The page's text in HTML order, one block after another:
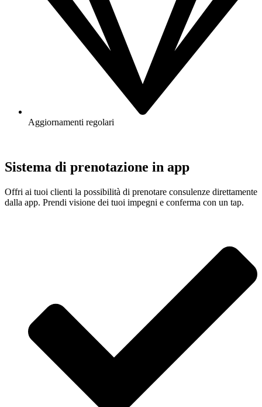
Aggiornamenti regolari
Sistema di prenotazione in app
Offri ai tuoi clienti la possibilità di prenotare consulenze direttamente
dalla app. Prendi visione dei tuoi impegni e conferma con un tap.